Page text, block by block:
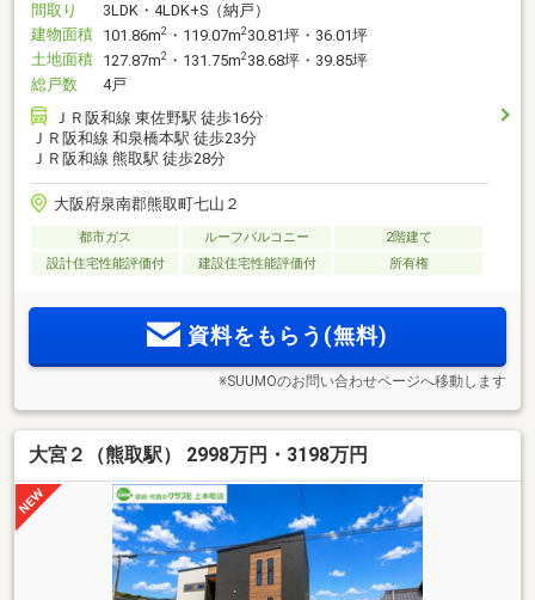
間取り
3LDK・4LDK+S（納戸）
建物面積 101.86m2 ・119.07m230.81坪・36.01坪
土地面積 127.87m2 ・131.75m238.68坪・39.85坪
総戸数
4戸
ＪＲ阪和線 東佐野駅 徒歩16分
ＪＲ阪和線 和泉橋本駅 徒歩23分
ＪＲ阪和線 熊取駅 徒歩28分
大阪府泉南郡熊取町七山２
都市ガス ルーフバルコニー
2階建て
設計住宅性能評価付
建設住宅性能評価付 所有権
資料をもらう(無料)
※SUUMOのお問い合わせページへ移動します
大宮２（熊取駅） 2998万円・3198万円